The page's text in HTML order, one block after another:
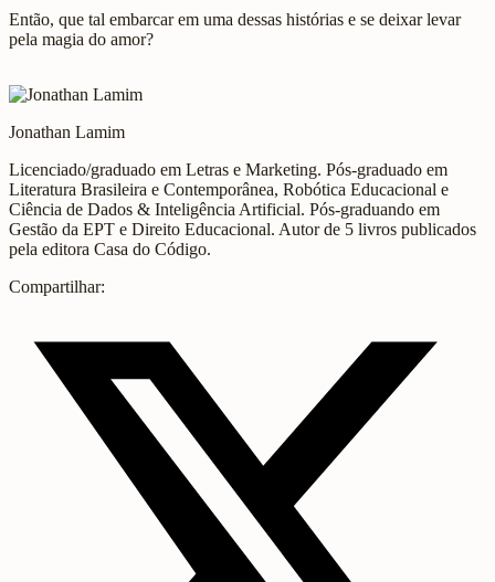
Então, que tal embarcar em uma dessas histórias e se deixar levar
pela magia do amor?
Jonathan Lamim
Licenciado/graduado em Letras e Marketing. Pós-graduado em
Literatura Brasileira e Contemporânea, Robótica Educacional e
Ciência de Dados & Inteligência Artificial. Pós-graduando em
Gestão da EPT e Direito Educacional. Autor de 5 livros publicados
pela editora Casa do Código.
Compartilhar: